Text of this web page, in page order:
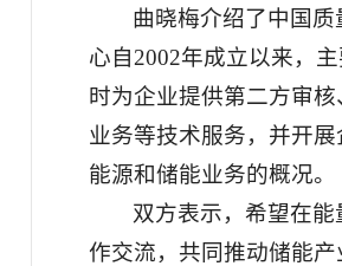
曲晓梅介绍了中国
心自2002年成立以来，
时为企业提供第二方审
业务等技术服务，并开
能源和储能业务的概况。
双方表示，希望在
作交流，共同推动储能